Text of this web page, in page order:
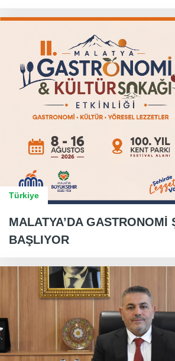
Türkiye
MALATYA’DA GASTRONOMİ
BAŞLIYOR